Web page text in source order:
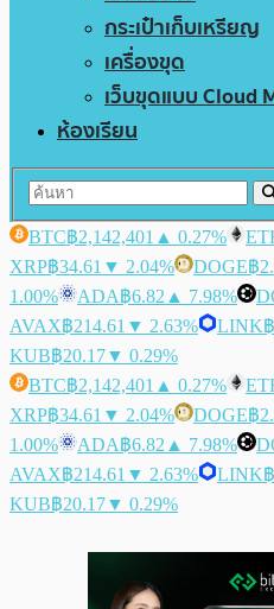
กระเป๋าเก็บเหรียญ
เครื่องขุด
เว็บขุดแบบ Cloud
ห้องเรียน
BTC฿2,142,401 ▲ 0.27%
XRP฿34.61 ▼ 2.04% DOGE฿
1.00%
ADA฿6.82 ▲ 7.98%
AVAX฿214.61 ▼ 2.63% LINK
KUB฿20.17▼ 0.29%
BTC฿2,142,401 ▲ 0.27%
XRP฿34.61 ▼ 2.04% DOGE฿
1.00%
ADA฿6.82 ▲ 7.98%
AVAX฿214.61 ▼ 2.63% LINK
KUB฿20.17▼ 0.29%